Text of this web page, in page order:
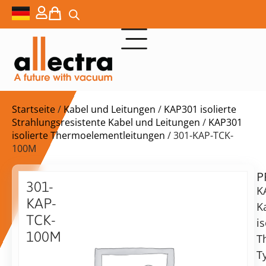
Startseite/ Kabel und Leitungen / KAP301 isolierte
Strahlungsresistente Kabel und Leitungen / KAP301
isolierte Thermoelementleitungen / 301-KAP-TCK-
100M
301-
KAP-
TCK-
100M
$
Lieferzeit: